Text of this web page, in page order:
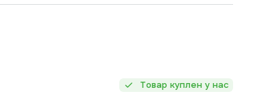
Товар куплен у нас